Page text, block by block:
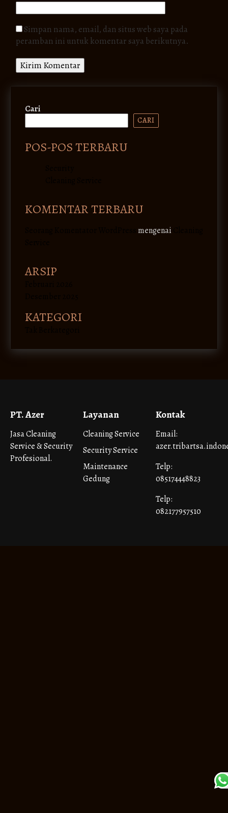
Simpan nama, email, dan situs web saya pada
peramban ini untuk komentar saya berikutnya.
Cari
CARI
POS-POS TERBARU
KOMENTAR TERBARU
mengenai
ARSIP
KATEGORI
PT. Azer
Jasa Cleaning
Service & Security
Profesional.
Layanan
Cleaning Service
Security Service
Maintenance
Gedung
Kontak
Email:
Telp:
085174448823
Telp:
082177957510